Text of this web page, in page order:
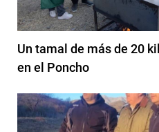
Un tamal de más de 20
en el Poncho